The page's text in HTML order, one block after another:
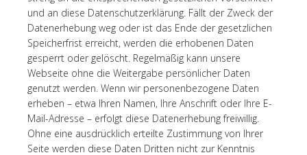
und an diese Datenschutzerklärung. Fällt der Zweck der
Datenerhebung weg oder ist das Ende der gesetzlichen
Speicherfrist erreicht, werden die erhobenen Daten
gesperrt oder gelöscht. Regelmäßig kann unsere
Webseite ohne die Weitergabe persönlicher Daten
genutzt werden. Wenn wir personenbezogene Daten
erheben – etwa Ihren Namen, Ihre Anschrift oder Ihre E-
Mail-Adresse – erfolgt diese Datenerhebung freiwillig.
Ohne eine ausdrücklich erteilte Zustimmung von Ihrer
Seite werden diese Daten Dritten nicht zur Kenntnis